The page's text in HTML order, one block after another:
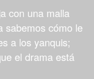
con una malla
sabemos cómo le
a los yanquis;
el drama está